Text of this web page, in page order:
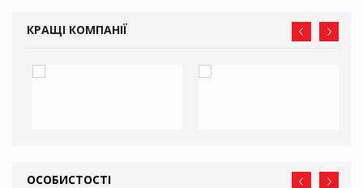
КРАЩІ КОМПАНІЇ
ОСОБИСТОСТІ